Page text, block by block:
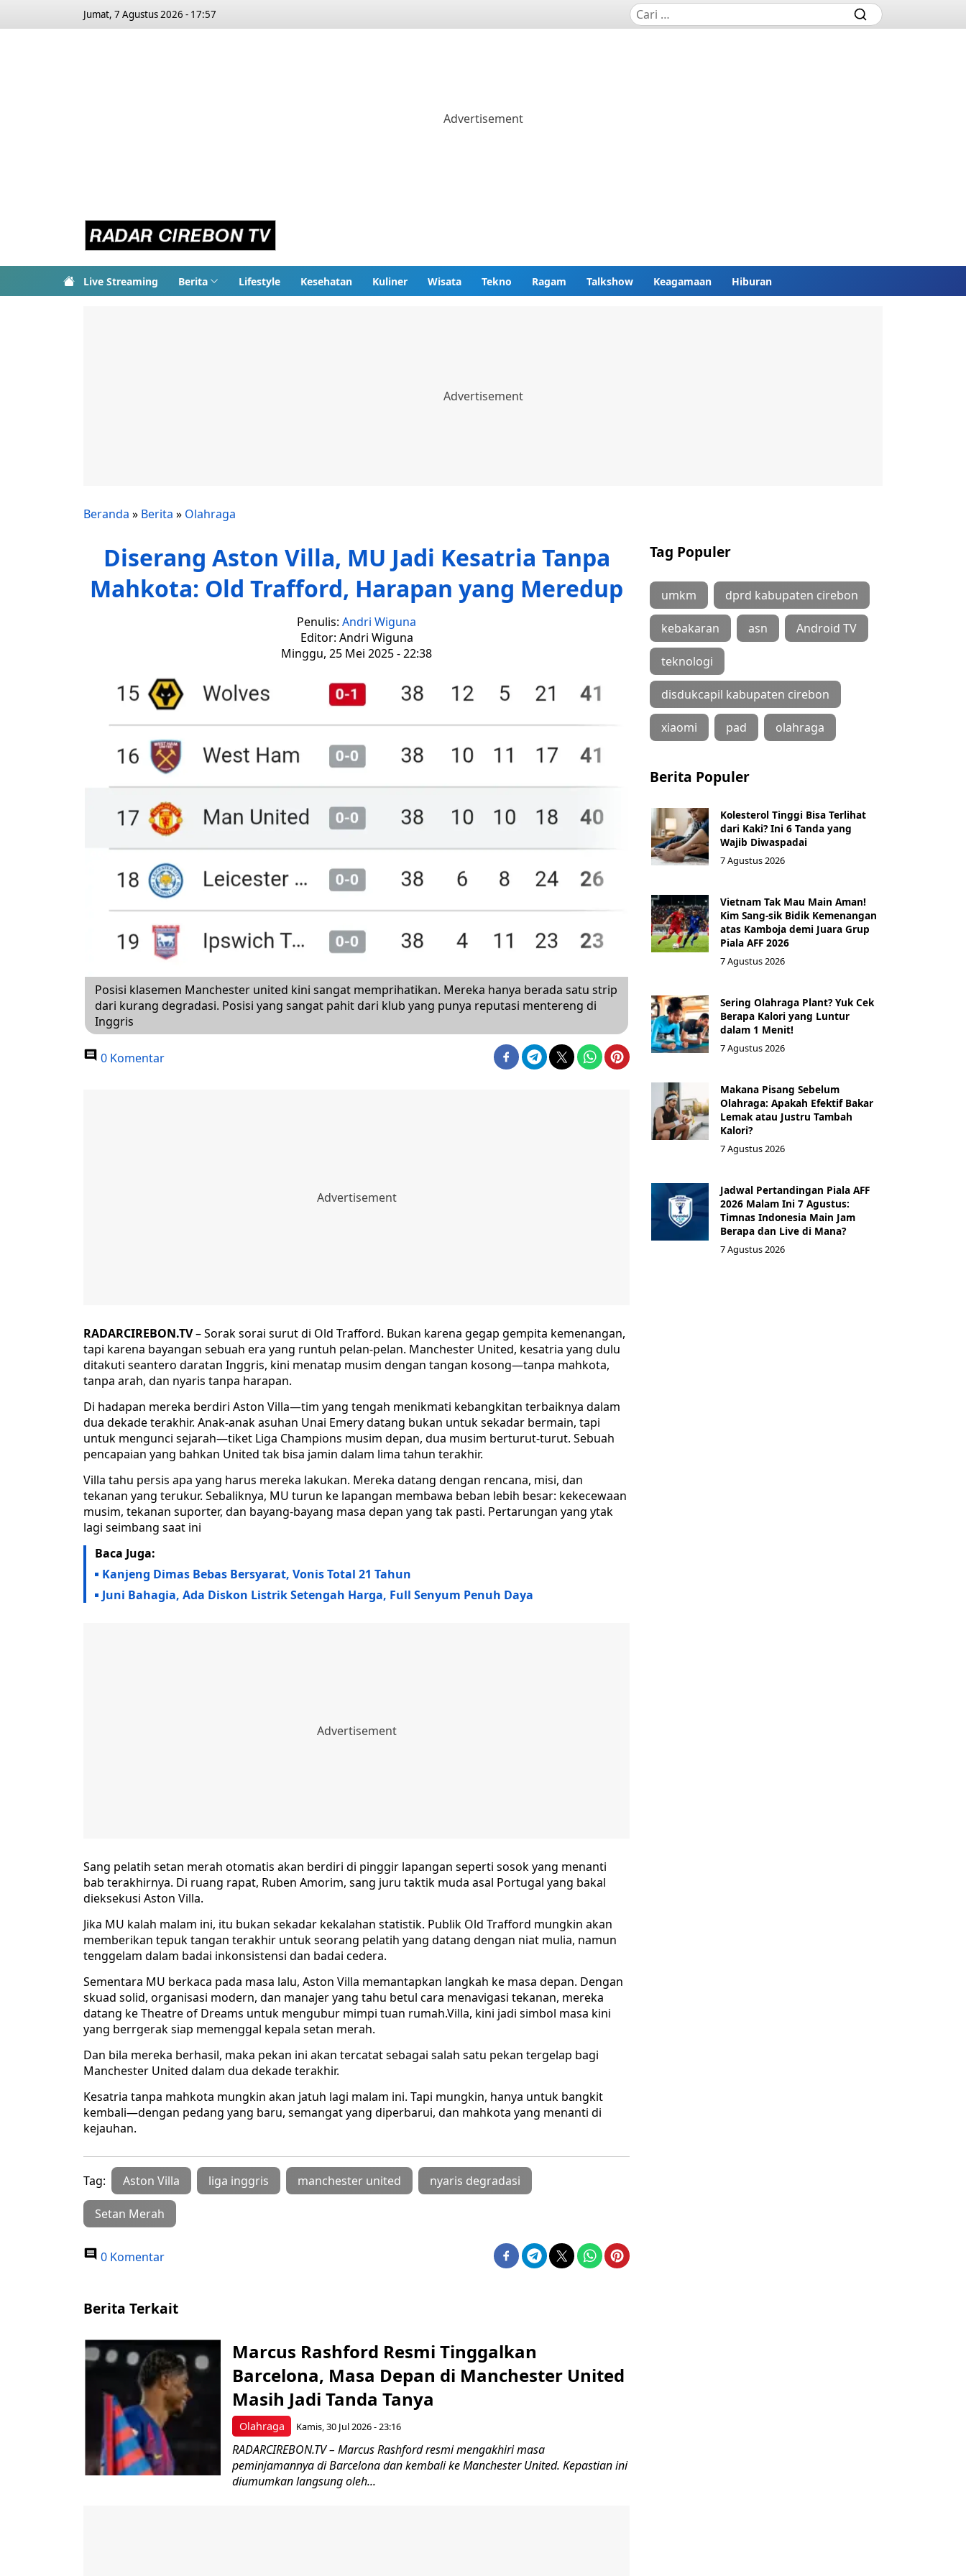
Jumat, 7 Agustus 2026 - 17:57
Live Streaming Berita Lifestyle Kesehatan Kuliner Wisata Tekno Ragam Talkshow Keagamaan Hiburan
Beranda » Berita » Olahraga
Diserang Aston Villa, MU Jadi Kesatria Tanpa
Mahkota: Old Trafford, Harapan yang Meredup
Penulis: Andri Wiguna
Editor: Andri Wiguna
Minggu, 25 Mei 2025 - 22:38
Posisi klasemen Manchester united kini sangat memprihatikan. Mereka hanya berada satu strip
dari kurang degradasi. Posisi yang sangat pahit dari klub yang punya reputasi mentereng di
Inggris
0 Komentar
RADARCIREBON.TV– Sorak sorai surut di Old Trafford. Bukan karena gegap gempita kemenangan,
tapi karena bayangan sebuah era yang runtuh pelan-pelan. Manchester United, kesatria yang dulu
ditakuti seantero daratan Inggris, kini menatap musim dengan tangan kosong—tanpa mahkota,
tanpa arah, dan nyaris tanpa harapan.
Di hadapan mereka berdiri Aston Villa—tim yang tengah menikmati kebangkitan terbaiknya dalam
dua dekade terakhir. Anak-anak asuhan Unai Emery datang bukan untuk sekadar bermain, tapi
untuk mengunci sejarah—tiket Liga Champions musim depan, dua musim berturut-turut. Sebuah
pencapaian yang bahkan United tak bisa jamin dalam lima tahun terakhir.
Villa tahu persis apa yang harus mereka lakukan. Mereka datang dengan rencana, misi, dan
tekanan yang terukur. Sebaliknya, MU turun ke lapangan membawa beban lebih besar: kekecewaan
musim, tekanan suporter, dan bayang-bayang masa depan yang tak pasti. Pertarungan yang ytak
lagi seimbang saat ini
Baca Juga:
Kanjeng Dimas Bebas Bersyarat, Vonis Total 21 Tahun
Juni Bahagia, Ada Diskon Listrik Setengah Harga, Full Senyum Penuh Daya
Sang pelatih setan merah otomatis akan berdiri di pinggir lapangan seperti sosok yang menanti
bab terakhirnya. Di ruang rapat, Ruben Amorim, sang juru taktik muda asal Portugal yang bakal
dieksekusi Aston Villa.
Jika MU kalah malam ini, itu bukan sekadar kekalahan statistik. Publik Old Trafford mungkin akan
memberikan tepuk tangan terakhir untuk seorang pelatih yang datang dengan niat mulia, namun
tenggelam dalam badai inkonsistensi dan badai cedera.
Sementara MU berkaca pada masa lalu, Aston Villa memantapkan langkah ke masa depan. Dengan
skuad solid, organisasi modern, dan manajer yang tahu betul cara menavigasi tekanan, mereka
datang ke Theatre of Dreams untuk mengubur mimpi tuan rumah.Villa, kini jadi simbol masa kini
yang berrgerak siap memenggal kepala setan merah.
Dan bila mereka berhasil, maka pekan ini akan tercatat sebagai salah satu pekan tergelap bagi
Manchester United dalam dua dekade terakhir.
Kesatria tanpa mahkota mungkin akan jatuh lagi malam ini. Tapi mungkin, hanya untuk bangkit
kembali—dengan pedang yang baru, semangat yang diperbarui, dan mahkota yang menanti di
kejauhan.
Tag: Aston Villa liga inggris manchester united nyaris degradasi
Setan Merah
0 Komentar
Tag Populer
umkm dprd kabupaten cirebon
kebakaran asn Android TV
teknologi
disdukcapil kabupaten cirebon
xiaomi pad olahraga
Berita Populer
Kolesterol Tinggi Bisa Terlihat
dari Kaki? Ini 6 Tanda yang
Wajib Diwaspadai
7 Agustus 2026
Vietnam Tak Mau Main Aman!
Kim Sang-sik Bidik Kemenangan
atas Kamboja demi Juara Grup
Piala AFF 2026
7 Agustus 2026
Sering Olahraga Plant? Yuk Cek
Berapa Kalori yang Luntur
dalam 1 Menit!
7 Agustus 2026
Makana Pisang Sebelum
Olahraga: Apakah Efektif Bakar
Lemak atau Justru Tambah
Kalori?
7 Agustus 2026
Jadwal Pertandingan Piala AFF
2026 Malam Ini 7 Agustus:
Timnas Indonesia Main Jam
Berapa dan Live di Mana?
7 Agustus 2026
Berita Terkait
Olahraga
Marcus Rashford Resmi Tinggalkan
Barcelona, Masa Depan di Manchester United
Masih Jadi Tanda Tanya
Kamis, 30 Jul 2026 - 23:16
RADARCIREBON.TV – Marcus Rashford resmi mengakhiri masa
peminjamannya di Barcelona dan kembali ke Manchester United. Kepastian ini
diumumkan langsung oleh...